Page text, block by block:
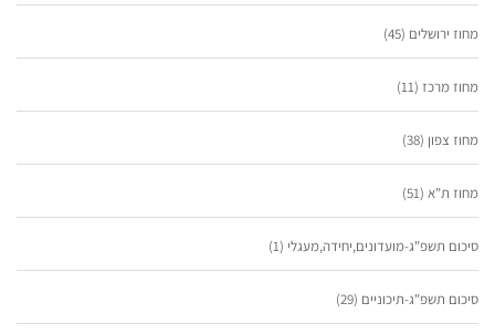
מחוז ירושלים (45)
מחוז מרכז (11)
מחוז צפון (38)
מחוז ת"א (51)
סיכום תשפ"ג-מועדונים,יחידה,מעגלי (1)
סיכום תשפ"ג-תיכוניים (29)